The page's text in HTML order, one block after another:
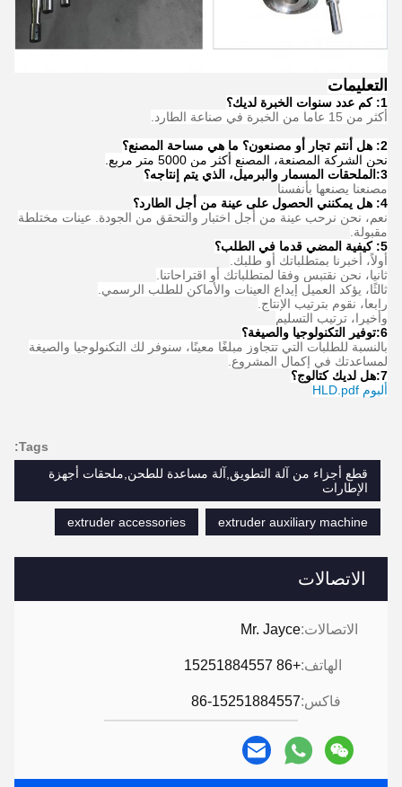
الاتصالات
الاتصالات:Mr. Jayce
الهاتف:+86 15251884557
فاكس:86-15251884557
التعليمات
1: كم عدد سنوات الخبرة لديك؟
أكثر من 15 عاما من الخبرة في صناعة الطارد.
2: هل أنتم تجار أو مصنعون؟ ما هي مساحة المصنع؟
نحن الشركة المصنعة، المصنع أكثر من 5000 متر مربع.
3: الملحقات المسمار والبرميل، الذي يتم إنتاجه؟
مصنعنا يصنعها بأنفسنا
4: هل يمكنني الحصول على عينة من أجل الطارد؟
نعم، نحن نرحب عينة من أجل اختبار والتحقق من الجودة. عينات مختلطة
مقبولة.
5: كيفية المضي قدما في الطلب؟
أولاً، أخبرنا بمتطلباتك أو طلبك.
ثانيا، نحن نقتبس وفقا لمتطلباتك أو اقتراحاتنا.
ثالثًا، يؤكد العميل إيداع العينات والأماكن للطلب الرسمي.
رابعا، نقوم بترتيب الإنتاج.
وأخيرا، ترتيب التسليم
6: توفير التكنولوجيا والصيغة؟
بالنسبة للطلبات التي تتجاوز مبلغًا معينًا، سنوفر لك التكنولوجيا والصيغة
لمساعدتك في إكمال المشروع.
7: هل لديك كتالوج؟
ألبوم HLD.pdf
Tags:
قطع أجزاء من آلة التطويق,آلة مساعدة للطحن,ملحقات أجهزة
الإطارات
extruder auxiliary machine
extruder accessories